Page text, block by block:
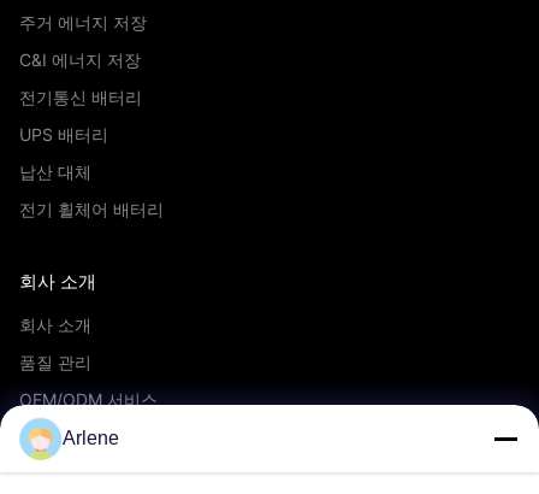
주거 에너지 저장
C&I 에너지 저장
전기통신 배터리
UPS 배터리
납산 대체
전기 휠체어 배터리
회사 소개
회사 소개
품질 관리
OEM/ODM 서비스
이벤트 및 뉴스
Arlene